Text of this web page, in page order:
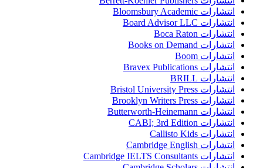
انتشارات Bloomsbury Academic
انتشارات Board Advisor LLC
انتشارات Boca Raton
انتشارات Books on Demand
انتشارات Boom
انتشارات Bravex Publications
انتشارات BRILL
انتشارات Bristol University Press
انتشارات Brooklyn Writers Press
انتشارات Butterworth-Heinemann
انتشارات CABI; 3rd Edition
انتشارات Callisto Kids
انتشارات Cambridge English
انتشارات Cambridge IELTS Consultants